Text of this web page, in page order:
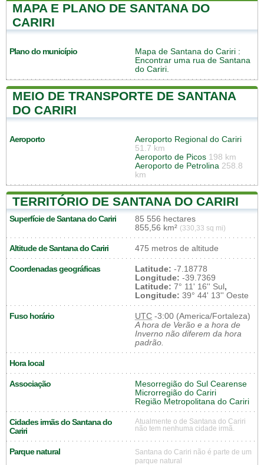
MAPA E PLANO DE SANTANA DO
CARIRI
Plano do município Mapa de Santana do Cariri :
Encontrar uma rua de Santana
do Cariri.
MEIO DE TRANSPORTE DE SANTANA
DO CARIRI
Aeroporto
Aeroporto Regional do Cariri
51.7 km
Aeroporto de Picos 198 km
Aeroporto de Petrolina 258.8
km
TERRITÓRIO DE SANTANA DO CARIRI
Superfície de Santana do Cariri
85 556 hectares
855,56 km² (330,33 sq mi)
Altitude de Santana do Cariri 475 metros de altitude
Coordenadas geográficas Latitude: -7.18778
Longitude: -39.7369
Latitude: 7° 11' 16'' Sul,
Longitude: 39° 44' 13'' Oeste
Fuso horário UTC -3:00 (America/Fortaleza)
A hora de Verão e a hora de
Inverno não diferem da hora
padrão.
Hora local
Associação
Mesorregião do Sul Cearense
Microrregião do Cariri
Região Metropolitana do Cariri
Cidades irmãs do Santana do
Cariri
Atualmente o de Santana do Cariri
não tem nenhuma cidade irmã.
Parque natural
Santana do Cariri não é parte de um
parque natural